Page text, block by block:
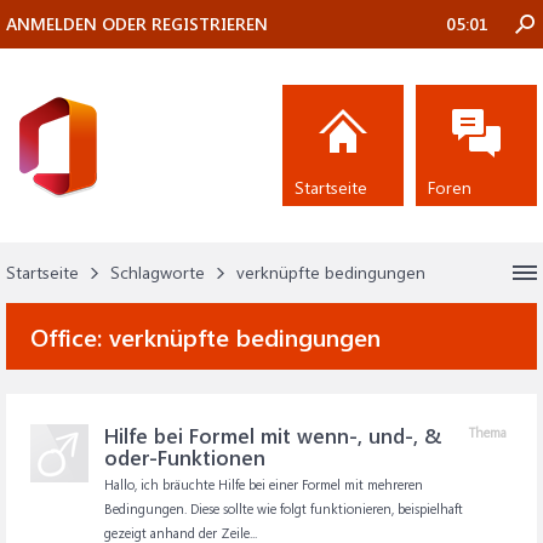
Startseite Schlagworte verknüpfte bedingungen
Office: verknüpfte bedingungen
Thema
Hilfe bei Formel mit wenn-, und-, &
oder-Funktionen
Hallo, ich bräuchte Hilfe bei einer Formel mit mehreren
Bedingungen. Diese sollte wie folgt funktionieren, beispielhaft
gezeigt anhand der Zeile...
ANMELDEN ODER REGISTRIEREN 05:01
Startseite Foren